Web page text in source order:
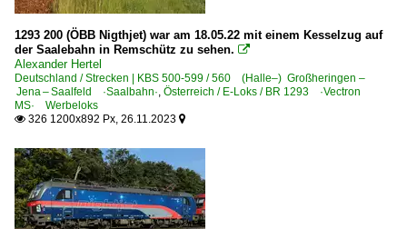
1293 200 (ÖBB Nigthjet) war am 18.05.22 mit einem Kesselzug auf
der Saalebahn in Remschütz zu sehen. 
Alexander Hertel
Deutschland / Strecken | KBS 500-599 / 560 (Halle–) Großheringen –
Jena – Saalfeld ·Saalbahn·, Österreich / E-Loks / BR 1293 ·Vectron
MS· Werbeloks
 326 1200x892 Px, 26.11.2023 